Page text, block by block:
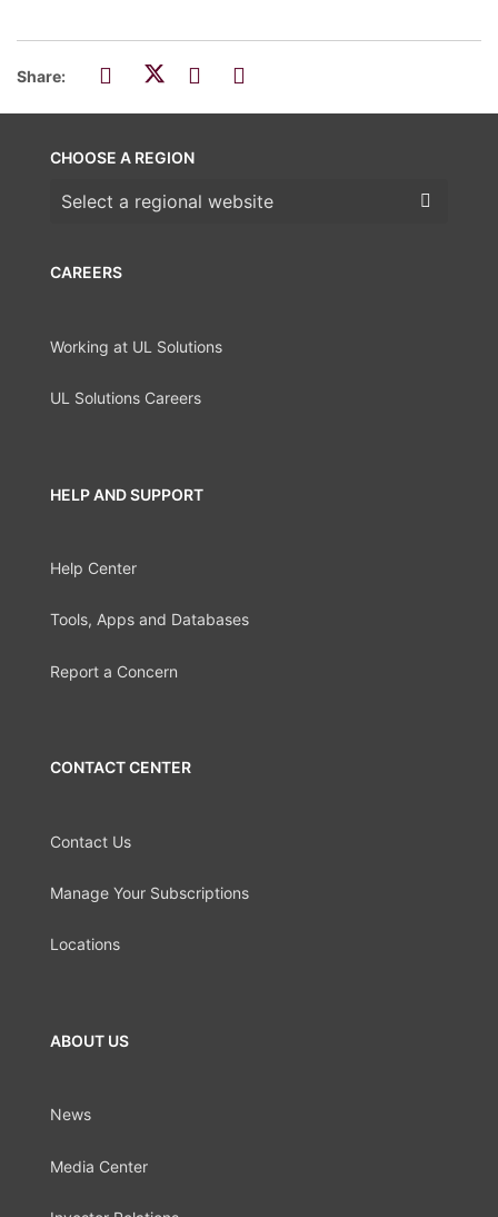
Share:
CAREERS
Working at UL Solutions
UL Solutions Careers
HELP AND SUPPORT
Help Center
Tools, Apps and Databases
Report a Concern
CONTACT CENTER
Contact Us
Manage Your Subscriptions
Locations
ABOUT US
News
Media Center
CHOOSE A REGION
Choose a region